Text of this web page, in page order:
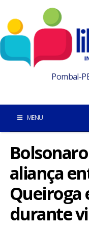
Pombal-
MENU
INÍCIO
POMBAL E REGIÃO
PARAÍBA
aliança
Queiroga
durante